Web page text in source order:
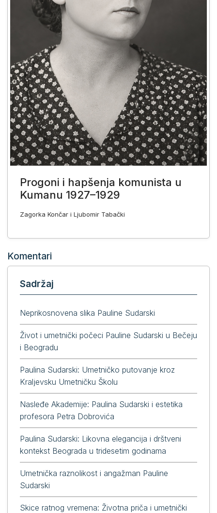
Progoni i hapšenja komunista u
Kumanu 1927–1929
Zagorka Končar i Ljubomir Tabački
Komentari
Sadržaj
Neprikosnovena slika Pauline Sudarski
Život i umetnički počeci Pauline Sudarski u Bečeju
i Beogradu
Paulina Sudarski: Umetničko putovanje kroz
Kraljevsku Umetničku Školu
Nasleđe Akademije: Paulina Sudarski i estetika
profesora Petra Dobrovića
Paulina Sudarski: Likovna elegancija i drštveni
kontekst Beograda u tridesetim godinama
Umetnička raznolikost i angažman Pauline
Sudarski
Skice ratnog vremena: Životna priča i umetnički